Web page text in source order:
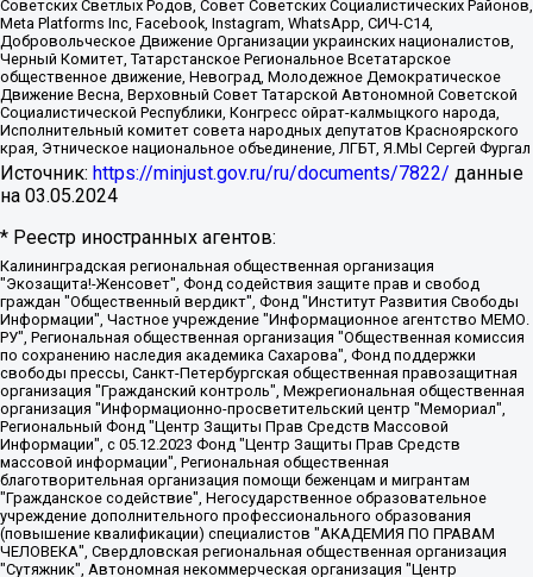
Советских Светлых Родов, Совет Советских Социалистических Районов,
Meta Platforms Inc, Facebook, Instagram, WhatsApp, СИЧ-С14,
Добровольческое Движение Организации украинских националистов,
Черный Комитет, Татарстанское Региональное Всетатарское
общественное движение, Невоград, Молодежное Демократическое
Движение Весна, Верховный Совет Татарской Автономной Советской
Социалистической Республики, Конгресс ойрат-калмыцкого народа,
Исполнительный комитет совета народных депутатов Красноярского
края, Этническое национальное объединение, ЛГБТ, Я.МЫ Сергей Фургал
Источник: https://minjust.gov.ru/ru/documents/7822/ данные
на 03.05.2024
* Реестр иностранных агентов:
Калининградская региональная общественная организация "Экозащита!-Женсовет", Фонд содействия защите прав и свобод граждан "Общественный вердикт", Фонд "Институт Развития Свободы Информации", Частное учреждение "Информационное агентство МЕМО. РУ", Региональная общественная организация "Общественная комиссия по сохранению наследия академика Сахарова", Фонд поддержки свободы прессы, Санкт-Петербургская общественная правозащитная организация "Гражданский контроль", Межрегиональная общественная организация "Информационно-просветительский центр "Мемориал", Региональный Фонд "Центр Защиты Прав Средств Массовой Информации", с 05.12.2023 Фонд "Центр Защиты Прав Средств массовой информации", Региональная общественная благотворительная организация помощи беженцам и мигрантам "Гражданское содействие", Негосударственное образовательное учреждение дополнительного профессионального образования (повышение квалификации) специалистов "АКАДЕМИЯ ПО ПРАВАМ ЧЕЛОВЕКА", Свердловская региональная общественная организация "Сутяжник", Автономная некоммерческая организация "Центр независимых социологических исследований", Союз общественных объединений "Российский исследовательский центр по правам человека", Региональное общественное учреждение научно-информационный центр "МЕМОРИАЛ", Некоммерческая организация "Фонд защиты гласности", Автономная некоммерческая организация "Институт прав человека", Городская общественная организация "Екатеринбургское общество "МЕМОРИАЛ", Городская общественная организация "Рязанское историко-просветительское и правозащитное общество "Мемориал" (Рязанский Мемориал), Челябинский региональный орган общественной самодеятельности – женское общественное объединение "Женщины Евразии", Челябинский региональный орган общественной самодеятельности "Уральская правозащитная группа", Фонд содействия защите здоровья и социальной справедливости имени Андрея Рылькова, Автономная Некоммерческая Организация "Аналитический Центр Юрия Левады", Автономная некоммерческая организация социальной поддержки населения "Проект Апрель", Региональная общественная организация помощи женщинам и детям, находящимся в кризисной ситуации "Информационно-методический центр "Анна", Фонд содействия развитию массовых коммуникаций и правовому просвещению "Так-так-Так", Фонд содействия устойчивому развитию "Серебряная тайга", Свердловский региональный общественный фонд социальных проектов "Новое время", "Idel.Реалии", Кавказ.Реалии, Крым.Реалии, Телеканал Настоящее Время, Татаро-башкирская служба Радио Свобода (Azatliq Radiosi), Радио Свободная Европа/Радио Свобода (PCE/PC), "Сибирь.Реалии", "Фактограф", Благотворительный фонд помощи осужденным и их семьям, Автономная некоммерческая организация "Институт глобализации и социальных движений", Фонд "В защиту прав заключенных", Частное учреждение "Центр поддержки и содействия развитию средств массовой информации", Пензенский региональный общественный благотворительный фонд "Гражданский союз", "Север.Реалии", Некоммерческая организация Фонд "Правовая инициатива", Общество с ограниченной ответственностью "Радио Свободная Европа/Радио Свобода", Чешское информационное агентство "MEDIUM-ORIENT", Красноярская региональная общественная организация "Мы против СПИДа", Камалягин Денис Николаевич, Маркелов Сергей Евгеньевич, Пономарев Лев Александрович, Савицкая Людмила Алексеевна, Автономная некоммерческая организация "Центр по работе с проблемой насилия "НАСИЛИЮ.НЕТ", Межрегиональный профессиональный союз работников здравоохранения "Альянс врачей", Юридическое лицо, зарегистрированное в Латвийской Республике, SIA "Medusa Project" (регистрационный номер 40103797863, дата регистрации 10.06.2014), Некоммерческая организация "Фонд по борьбе с коррупцией", Автономная некоммерческая организация "Институт права и публичной политики", Баданин Роман Сергеевич, Гликин Максим Александрович, Железнова Мария Михайловна, Лукьянова Юлия Сергеевна, Маетная Елизавета Витальевна, Маняхин Петр Борисович, Чуракова Ольга Владимировна, Ярош Юлия Петровна, Юридическое лицо "The Insider SIA", зарегистрированное в Риге, Латвийская Республика (дата регистрации 26.06.2015), являющееся администратором доменного имени интернет-издания "The Insider SIA", https://theins.ru, Постернак Алексей Евгеньевич, Рубин Михаил Аркадьевич, Анин Роман Александрович, Юридическое лицо Istories fonds, зарегистрированное в Латвийской Республике (регистрационный номер 50008295751, дата регистрации 24.02.2020), Великовский Дмитрий Александрович, Долинина Ирина Николаевна, Мароховская Алеся Алексеевна, Шлейнов Роман Юрьевич, Шмагун Олеся Валентиновна, Общество с ограниченной ответственностью "Альтаир 2021", Общество с ограниченной ответственностью "Вега 2021", Общество с ограниченной ответственностью "Главный редактор 2021", Общество с ограниченной ответственностью "Ромашки монолит", Важенков Артем Валерьевич, Ивановская областная общественная организация "Центр гендерных исследований", Гурман Юрий Альбертович, Медиапроект "ОВД-Инфо", Егоров Владимир Владимирович, Жилинский Владимир Александрович, Общество с ограниченной ответственностью "ЗП", Иванова София Юрьевна, Карезина Инна Павловна, Кильтау Екатерина Викторовна, Петров Алексей Викторович, Пискунов Сергей Евгеньевич, Смирнов Сергей Сергеевич, Тихонов Михаил Сергеевич, Общество с ограниченной ответственностью "ЖУРНАЛИСТ-ИНОСТРАННЫЙ АГЕНТ", Арапова Галина Юрьевна, Вольтская Татьяна Анатольевна, Американская компания "Mason G.E.S. Anonymous Foundation" (США), являющаяся владельцем интернет-издания https://mnews.world/, Компания "Stichting Bellingcat", зарегистрированная в Нидерландах (дата регистрации 11.07.2018), Захаров Андрей Вячеславович, Клепиковская Екатерина Дмитриевна, Общество с ограниченной ответственностью "МЕМО", Перл Роман Александрович, Симонов Евгений Алексеевич, Соловьева Елена Анатольевна, Сотников Даниил Владимирович, Сурначева Елизавета Дмитриевна, Автономная некоммерческая организация по защите прав человека и информированию населения "Якутия – Наше Мнение", Общество с ограниченной ответственностью "Москоу диджитал медиа", с 26.01.2023 Общество с ограниченной ответственностью "Чайка Белые сады", Ветошкина Валерия Валерьевна, Заговора Максим Александрович, Межрегиональное общественное движение "Российская ЛГБТ - сеть", Оленичев Максим Владимирович, Павлов Иван Юрьевич, Скворцова Елена Сергеевна, Общество с ограниченной ответственностью "Как бы инагент", Кочетков Игорь Викторович, Общество с ограниченной ответственностью "Честные выборы", Еланчик Олег Александрович, Общество с ограниченной ответственностью "Нобелевский призыв", Гималова Регина Эмилевна, Григорьев Андрей Валерьевич, Григорьева Алина Александровна, Ассоциация по содействию защите прав призывников, альтернативнослужащих и военнослужащих "Правозащитная группа "Гражданин.Армия.Право", Хисамова Регина Фаритовна, Автономная некоммерческая организация по реализации социально-правовых программ "Лилит", Дальневосточное общественное движение "Маяк", Санкт-Петербургская ЛГБТ-инициативная группа "Выход", Инициативная группа ЛГБТ+ "Реверс", Алексеев Андрей Викторович, Бекбулатова Таисия Львовна, Беляев Иван Михайлович, Владыкина Елена Сергеевна, Гельман Марат Александрович, Никульшина Вероника Юрьевна, Толоконникова Надежда Андреевна, Шендерович Виктор Анатольевич, Общество с ограниченной ответственностью "Данное сообщение", Общество с ограниченной ответственностью Издательский дом "Новая глава", Айнбиндер Александра Александровна, Московский комьюнити-центр для ЛГБТ+инициатив, Благотворительный фонд развития филантропии, Deutsche Welle (Германия, Kurt-Schumacher-Strasse 3, 53113 Bonn), Борзунова Мария Михайловна, Воробьев Виктор Викторович, Голубева Анна Львовна, Константинова Алла Михайловна, Малкова Ирина Владимировна, Мурадов Мурад Абдулгалимович, Осетинская Елизавета Николаевна, Понасенков Евгений Николаевич, Ганапольский Матвей Юрьевич, Киселев Евгений Алексеевич, Борухович Ирина Григорьевна, Дремин Иван Тимофеевич, Дубровский Дмитрий Викторович, Красноярская региональная общественная организация поддержки и развития альтернативных образовательных технологий и межкультурных коммуникаций "ИНТЕРРА", Маяковская Екатерина Алексеевна, Фейгин Марк Захарович, Филимонов Андрей Викторович, Дзугкоева Регина Николаевна, Доброхотов Роман Александрович, Дудь Юрий Александрович, Елкин Сергей Владимирович, Кругликов Кирилл Игоревич, Сабунаева Мария Леонидовна, Семенов Алексей Владимирович, Шаинян Карен Багратович, Шульман Екатерина Михайловна, Асафьев Артур Валерьевич, Вахштайн Виктор Семенович, Венедиктов Алексей Алексеевич, Лушникова Екатерина Евгеньевна, Волков Леонид Михайлович, Невзоров Александр Глебович, Пархоменко Сергей Борисович, Сироткин Ярослав Николаевич, Кара-Мурза Владимир Владимирович, Баранова Наталья Владимировна, Гозман Леонид Яковлевич, Кагарлицкий Борис Юльевич, Климарев Михаил Валерьевич, Милов Владимир Станиславович, Автономная некоммерческая организация Краснодарский центр современного искусства "Типография", Моргенштерн Алишер Тагирович, Соболь Любовь Эдуардовна, Общество с ограниченной ответственностью "ЛИЗА НОРМ", Каспаров Гарри Кимович, Ходорковский Михаил Борисович, Общество с ограниченной ответственностью "Апрельские тезисы", Данилович Ирина Брониславовна, Кашин Олег Владимирович, Петров Николай Владимирович, Пивоваров Алексей Владимирович, Соколов Михаил Владимирович, Цветкова Юлия Владимировна, Чичваркин Евгений Александрович, Комитет против пыток/Команда против пыток, Общество с ограниченной ответственностью "Первый научный", Общество с ограниченной ответственностью "Вертолет и ко", Белоцерковская Вероника Борисовна, Кац Максим Евгеньевич, Лазарева Татьяна Юрьевна, Шаведдинов Руслан Табризович, Яшин Илья Валерьевич, Общество с ограниченной ответственностью "Иноагент ААВ", Алешковский Дмитрий Петрович, Альбац Евгения Марковна, Быков Дмитрий Львович, Галямина Юлия Евгеньевна, Лойко Сергей Леонидович, Мартынов Кирилл Константинович, Медведев Сергей Александрович, Крашенинников Федор Геннадиевич, Гордеева Катерина Вл